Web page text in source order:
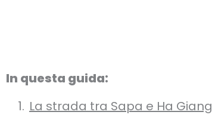
In questa guida:
La strada tra Sapa e Ha Giang